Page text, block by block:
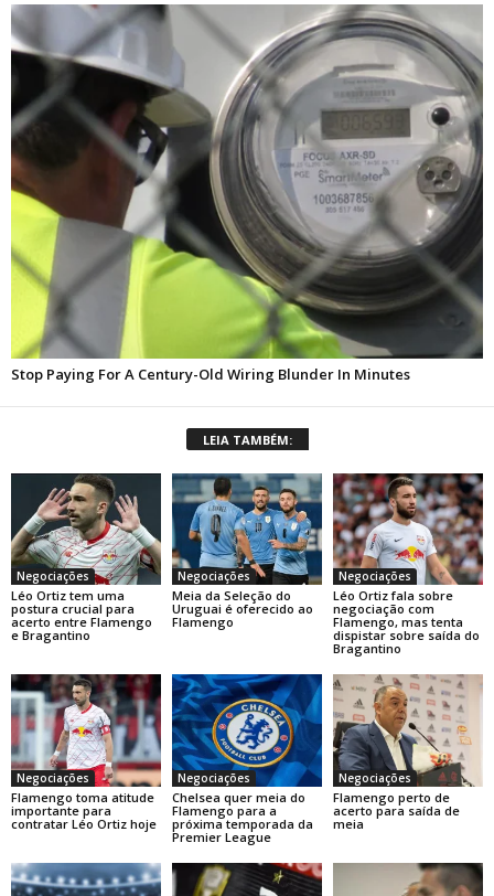
LEIA TAMBÉM:
Negociações
Léo Ortiz tem uma
postura crucial para
acerto entre Flamengo
e Bragantino
Negociações
Meia da Seleção do
Uruguai é oferecido ao
Flamengo
Negociações
Léo Ortiz fala sobre
negociação com
Flamengo, mas tenta
dispistar sobre saída do
Bragantino
Negociações
Flamengo toma atitude
importante para
contratar Léo Ortiz hoje
Negociações
Chelsea quer meia do
Flamengo para a
próxima temporada da
Premier League
Negociações
Flamengo perto de
acerto para saída de
meia